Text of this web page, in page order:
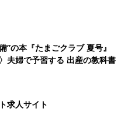
”の本『たまごクラブ 夏号』
夫婦で予習する 出産の教科書
求人サイト